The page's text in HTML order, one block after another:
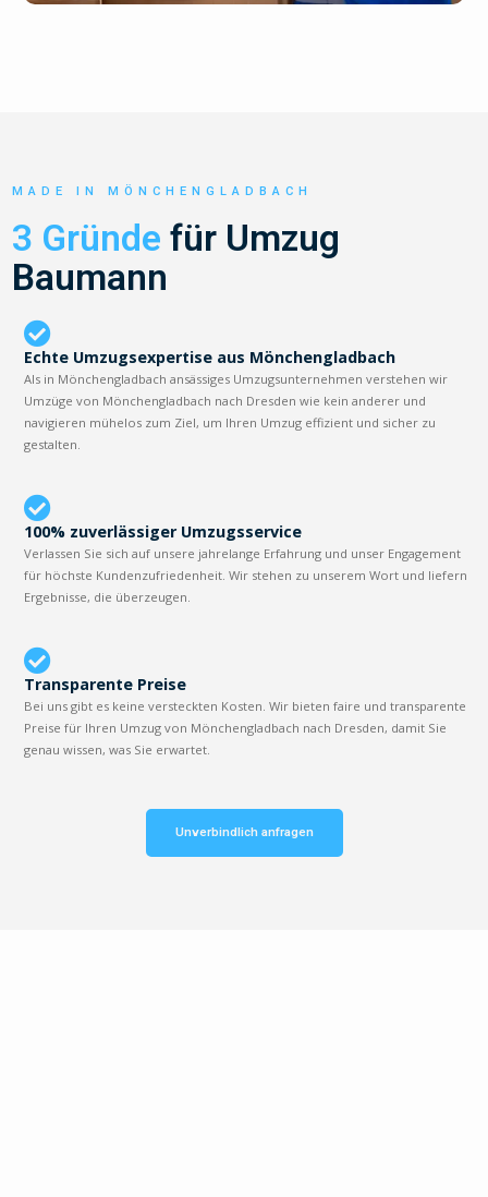
MADE IN MÖNCHENGLADBACH
3 Gründe für Umzug
Baumann
Echte Umzugsexpertise aus Mönchengladbach
Als in Mönchengladbach ansässiges Umzugsunternehmen verstehen wir
Umzüge von Mönchengladbach nach Dresden wie kein anderer und
navigieren mühelos zum Ziel, um Ihren Umzug effizient und sicher zu
gestalten.
100% zuverlässiger Umzugsservice
Verlassen Sie sich auf unsere jahrelange Erfahrung und unser Engagement
für höchste Kundenzufriedenheit. Wir stehen zu unserem Wort und liefern
Ergebnisse, die überzeugen.
Transparente Preise
Bei uns gibt es keine versteckten Kosten. Wir bieten faire und transparente
Preise für Ihren Umzug von Mönchengladbach nach Dresden, damit Sie
genau wissen, was Sie erwartet.
Unverbindlich anfragen